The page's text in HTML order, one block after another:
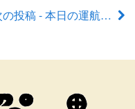
次の投稿 - 本日の運航状況